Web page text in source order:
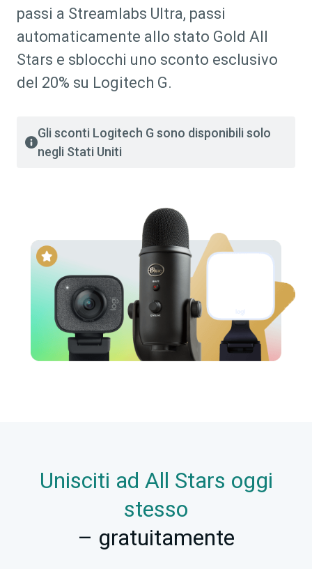
passi a Streamlabs Ultra, passi
automaticamente allo stato Gold All
Stars e sblocchi uno sconto esclusivo
del 20% su Logitech G.
Gli sconti Logitech G sono disponibili solo
negli Stati Uniti
Unisciti ad All Stars oggi
stesso
– gratuitamente